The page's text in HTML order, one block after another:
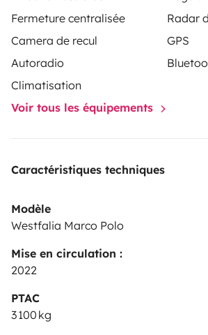
disposons d’équipements de
Si besoin d’aller vous chercher à
ou à une gare c’est possible (vous
quelque part sur l’annonce, le
Ce véhicule est achetable .
Fermeture centralisée
Radar
Camera de recul
GPS
Autoradio
Climatisation
Voir tous les équipements
Caractéristiques techniques
Modèle
Westfalia Marco Polo
Mise en circulation :
2022
PTAC
3 100 kg